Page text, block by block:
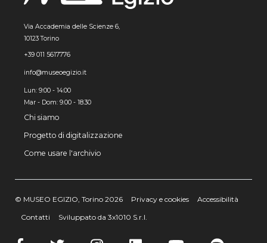
Via Accademia delle Scienze 6,
10123 Torino
+39 011 5617776
info@museoegizio.it
Lun: 9:00 - 14:00
Mar - Dom: 9.00 - 18.30
Chi siamo
Progetto di digitalizzazione
Come usare l'archivio
© MUSEO EGIZIO, Torino 2026 Privacy e cookies
Accessibilità
Contatti
Sviluppato da 3x1010 S.r.l.